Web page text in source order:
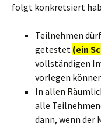
folgt konkretsiert
Teilnehmen
getestet (ein
vollständigen
vorlegen
In allen
alle
dann, wenn der